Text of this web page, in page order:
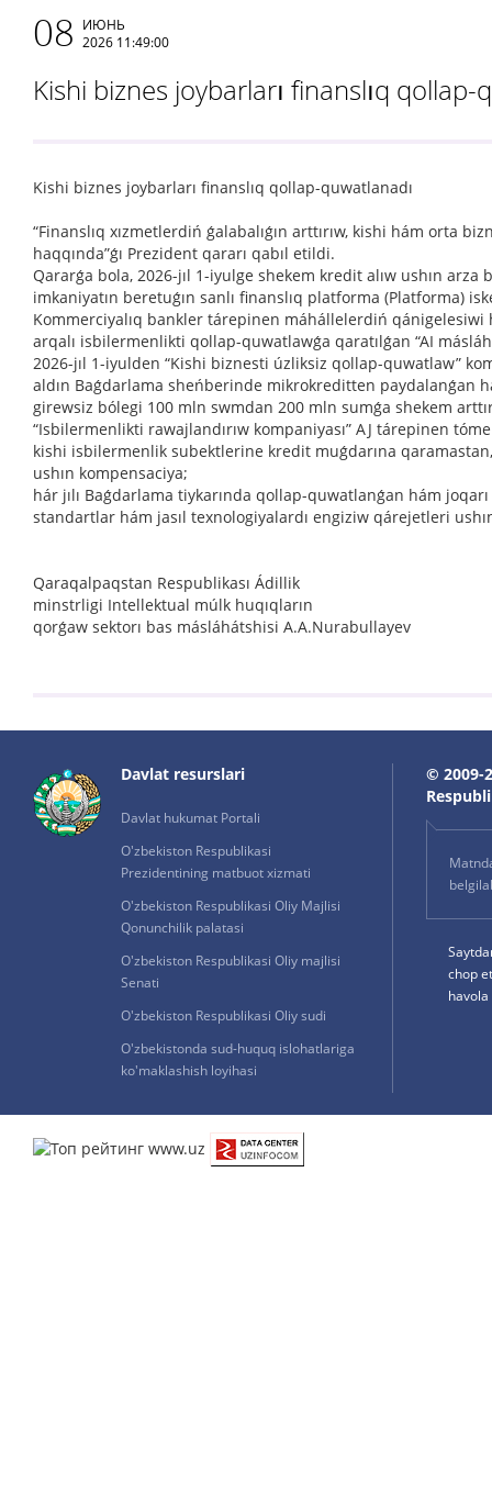
08 ИЮНЬ
2026 11:49:00
Kishi biznes joybarları finanslıq qollap-
Kishi biznes joybarları finanslıq qollap-quwatlanadı
“Finanslıq xızmetlerdiń ǵalabalıǵın arttırıw, kishi hám orta
haqqında”ǵı Prezident qararı qabıl etildi.
Qararǵa bola, 2026-jıl 1-iyulge shekem kredit alıw ushın
imkaniyatın beretuǵın sanlı finanslıq platforma (Platforma)
Kommerciyalıq bankler tárepinen máhállelerdiń qánigelesiwi
arqalı isbilermenlikti qollap-quwatlawǵa qaratılǵan “AI
2026-jıl 1-iyulden “Kishi biznesti úzliksiz qollap-quwatlaw”
aldın Baǵdarlama sheńberinde mikrokreditten paydalanǵan
girewsiz bólegi 100 mln swmdan 200 mln sumǵa shekem
“Isbilermenlikti rawajlandırıw kompaniyası” AJ tárepinen
kishi isbilermenlik subektlerine kredit muǵdarına
ushın kompensaciya;
hár jılı Baǵdarlama tiykarında qollap-quwatlanǵan hám
standartlar hám jasıl texnologiyalardı engiziw qárejetleri
Qaraqalpaqstan Respublikası Ádillik
minstrligi Intellektual múlk huqıqların
qorǵaw sektorı bas másláhátshisi A.A.Nurabullayev
Davlat resurslari
Davlat hukumat Portali
O'zbekiston Respublikasi
Prezidentining matbuot xizmati
O'zbekiston Respublikasi Oliy Majlisi
Qonunchilik palatasi
O'zbekiston Respublikasi Oliy majlisi
Senati
O'zbekiston Respublikasi Oliy sudi
O'zbekistonda sud-huquq islohatlariga
ko'maklashish loyihasi
© 2009-
chop